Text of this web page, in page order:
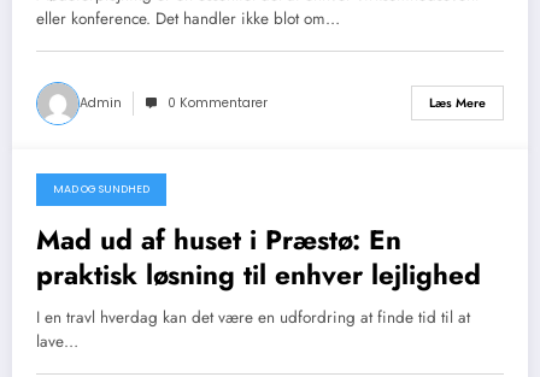
eller konference. Det handler ikke blot om…
Admin 0 Kommentarer Læs Mere
april 26, 2026
MAD OG SUNDHED
Mad ud af huset i Præstø: En
praktisk løsning til enhver lejlighed
I en travl hverdag kan det være en udfordring at finde tid til at
lave…